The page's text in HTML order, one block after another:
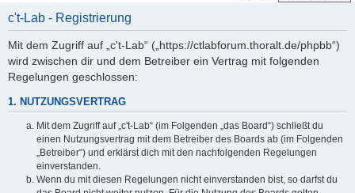
c't-Lab - Registrierung
Mit dem Zugriff auf „c't-Lab“ („https://ctlabforum.thoralt.de/phpbb“)
wird zwischen dir und dem Betreiber ein Vertrag mit folgenden
Regelungen geschlossen:
1. NUTZUNGSVERTRAG
Mit dem Zugriff auf „c't-Lab“ (im Folgenden „das Board“) schließt du
einen Nutzungsvertrag mit dem Betreiber des Boards ab (im Folgenden
„Betreiber“) und erklärst dich mit den nachfolgenden Regelungen
einverstanden.
Wenn du mit diesen Regelungen nicht einverstanden bist, so darfst du